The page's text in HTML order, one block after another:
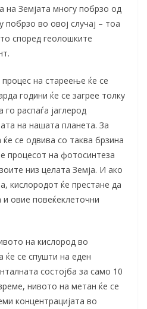
на Земјата многу побрзо од
побрзо во овој случај – тоа
според геолошките
на стареење ќе се
години ќе се загрее толку
распаѓа јаглерод
на нашата планета. За
се одвива со таква брзина
процесот на фотосинтеза
низ целата Земја. И ако
кислородот ќе престане да
овие повеќеклеточни
на кислород во
ќе се спушти на еден
состојба за само 10
нивото на метан ќе се
концентрацијата во